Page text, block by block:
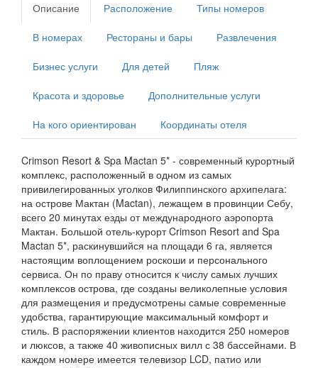
Описание Расположение Типы номеров
В номерах Рестораны и бары Развлечения
Бизнес услуги Для детей Пляж
Красота и здоровье Дополнительные услуги
На кого ориентирован Координаты отеля
Crimson Resort & Spa Mactan 5* - современный курортный
комплекс, расположенный в одном из самых
привилегированных уголков Филиппинского архипелага:
на острове Мактан (Mactan), лежащем в провинции Себу,
всего 20 минутах езды от международного аэропорта
Мактан. Большой отель-курорт Crimson Resort and Spa
Mactan 5*, раскинувшийся на площади 6 га, является
настоящим воплощением роскоши и персонального
сервиса. Он по праву относится к числу самых лучших
комплексов острова, где созданы великолепные условия
для размещения и предусмотрены самые современные
удобства, гарантирующие максимальный комфорт и
стиль. В распоряжении клиентов находится 250 номеров
и люксов, а также 40 живописных вилл с 38 бассейнами. В
каждом номере имеется телевизор LCD, патио или